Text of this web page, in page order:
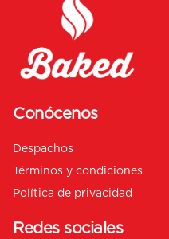
Conócenos
Despachos
Términos y condiciones
Política de privacidad
Redes sociales